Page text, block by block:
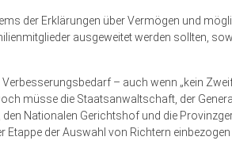
der Erklärungen über Vermögen und
ausgeweitet werden sollten,
– auch wenn „kein
müsse die Staatsanwaltschaft, der
Nationalen Gerichtshof und die
der Auswahl von Richtern einbezogen